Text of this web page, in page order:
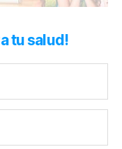
tu salud!